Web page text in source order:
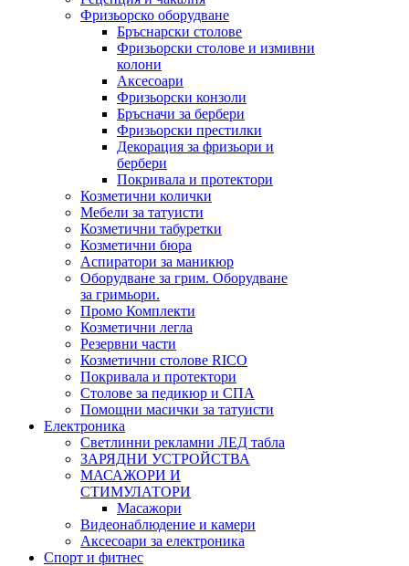
Фризьорско оборудване
Бръснарски столове
Фризьорски столове и измивни
колони
Аксесоари
Фризьорски конзоли
Бръсначи за бербери
Фризьорски престилки
Декорация за фризьори и
бербери
Покривала и протектори
Козметични колички
Мебели за татуисти
Козметични табуретки
Козметични бюра
Аспиратори за маникюр
Оборудване за грим. Оборудване
за гримьори.
Промо Комплекти
Козметични легла
Резервни части
Козметични столове RICO
Покривала и протектори
Столове за педикюр и СПА
Помощни масички за татуисти
Електроника
Светлинни рекламни ЛЕД табла
ЗАРЯДНИ УСТРОЙСТВА
МАСАЖОРИ И
СТИМУЛАТОРИ
Масажори
Видеонаблюдение и камери
Аксесоари за електроника
Спорт и фитнес